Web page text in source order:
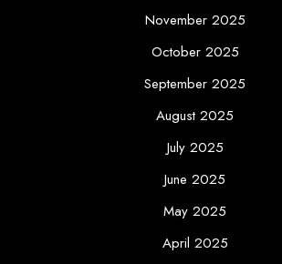
November 2025
October 2025
September 2025
August 2025
July 2025
June 2025
May 2025
April 2025